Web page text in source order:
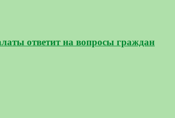
ответит на вопросы граждан